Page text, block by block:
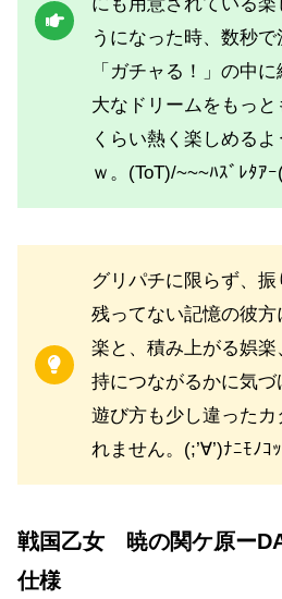
うになった時、数秒
「ガチャる！」の中
大なドリームをもっと
くらい熱く楽しめる
ｗ。(ToT)/~~~ﾊｽﾞﾚﾀｱ
グリパチに限らず、
残ってない記憶の彼
楽と、積み上がる娯
持につながるかに気
遊び方も少し違った
れません。(;’∀’)ﾅﾆﾓﾉｺ
戦国乙女 暁の関ケ原ー
仕様